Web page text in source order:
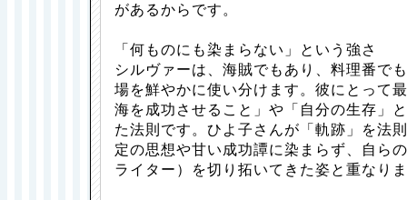
があるからです。
「何ものにも染まらない」という強さ
シルヴァーは、海賊でもあり、料理番で
場を鮮やかに使い分けます。彼にとって
海を成功させること」や「自分の生存」
た法則です。ひよ子さんが「軌跡」を法
定の思想や甘い成功譚に染まらず、自ら
ライター）を切り拓いてきた姿と重なり